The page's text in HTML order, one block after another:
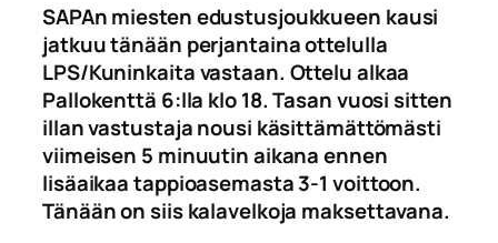
SAPAn miesten edustusjoukkueen kausi
jatkuu tänään perjantaina ottelulla
LPS/Kuninkaita vastaan. Ottelu alkaa
Pallokenttä 6:lla klo 18. Tasan vuosi sitten
illan vastustaja nousi käsittämättömästi
viimeisen 5 minuutin aikana ennen
lisäaikaa tappioasemasta 3-1 voittoon.
Tänään on siis kalavelkoja maksettavana.